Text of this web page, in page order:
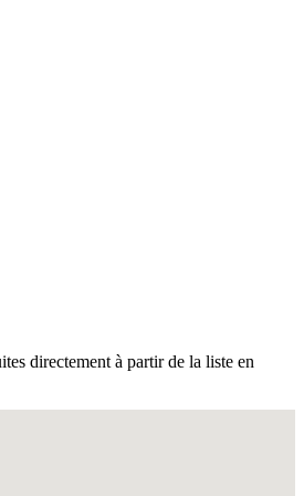
directement à partir de la liste en